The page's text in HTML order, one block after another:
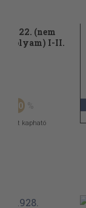
1922. (nem
I-II.
50
pont kapható